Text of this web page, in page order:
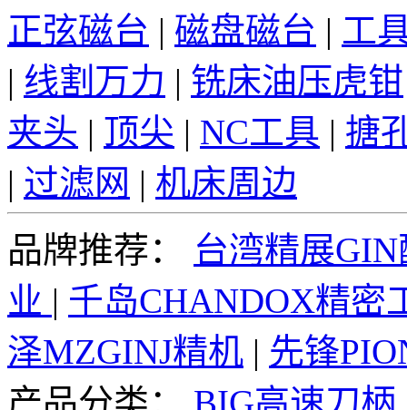
正弦磁台 | 磁盘磁台 | 工
| 线割万力 | 铣床油压虎钳
夹头 | 顶尖 | NC工具 | 搪
| 过滤网 | 机床周边
品牌推荐：
台湾精展
业 | 千岛CHANDOX精密
泽MZGINJ精机 | 先锋